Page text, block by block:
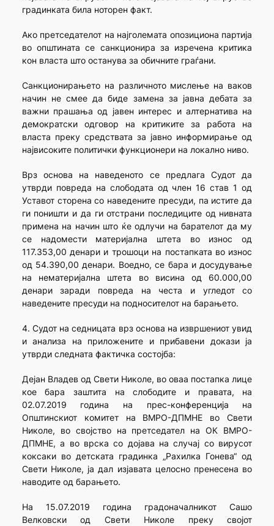
градинката била ноторен факт.
Ако претседателот на најголемата опозициона партија
во општината се санкционира за изречена критика
кон власта што останува за обичните граѓани.
Санкционирањето на различното мислење на ваков
начин не смее да биде замена за јавна дебата за
важни прашања од јавен интерес и алтернатива на
демократски одговор на критиките за работа на
власта преку средствата за јавно информирање од
највисоките политички функционери на локално ниво.
Врз основа на наведеното се предлага Судот да
утврди повреда на слободата од член 16 став 1 од
Уставот сторена со наведените пресуди, па истите да
ги поништи и да ги отстрани последиците од нивната
примена на начин што ќе одлучи на барателот да му
се надомести материјална штета во износ од
117.353,00 денари и трошоци на постапката во износ
од 54.390,00 денари. Воедно, се бара и досудување
на нематеријална штета во висина од 60.000,00
денари заради повреда на честа и угледот со
наведените пресуди на подносителот на барањето.
4. Судот на седницата врз основа на извршениот увид
и анализа на приложените и прибавени докази ја
утврди следната фактичка состојба:
Дејан Владев од Свети Николе, во оваа постапка лице
кое бара заштита на слободите и правата, на
02.07.2019 година на прес-конференција на
Општинскиот комитет на ВМРО-ДПМНЕ во Свети
Николе, во својство на претседател на ОК ВМРО-
ДПМНЕ, а во врска со дојава на случај со вирусот
коксаки во детската градинка „Рахилка Гонева“ од
Свети Николе, ја дал изјавата целосно пренесена во
наводите од барањето.
На 15.07.2019 година градоначалникот Сашо
Велковски од Свети Николе преку својот